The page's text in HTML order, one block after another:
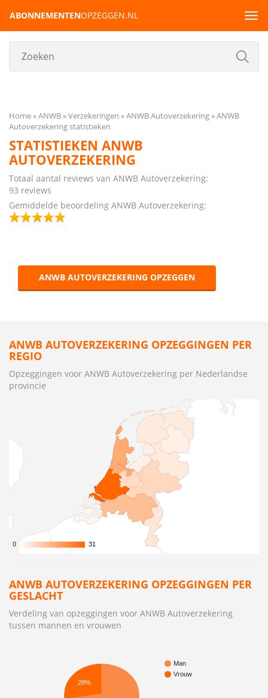
ABONNEMENTENOPZEGGEN.NL
Home ANWB Verzekeringen ANWB Autoverzekering
ANWB
Autoverzekering statistieken
STATISTIEKEN ANWB
AUTOVERZEKERING
Totaal aantal reviews van ANWB Autoverzekering:
93 reviews
Gemiddelde beoordeling ANWB Autoverzekering:
ANWB AUTOVERZEKERING OPZEGGEN
ANWB AUTOVERZEKERING OPZEGGINGEN PER
REGIO
Opzeggingen voor ANWB Autoverzekering per Nederlandse
provincie
0
0 31
31
ANWB AUTOVERZEKERING OPZEGGINGEN PER
GESLACHT
Verdeling van opzeggingen voor ANWB Autoverzekering
tussen mannen en vrouwen
Man
Vrouw
28%